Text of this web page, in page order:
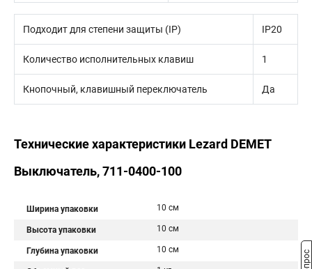
Подходит для степени защиты (IP) IP20
Количество исполнительных клавиш 1
Кнопочный, клавишный переключатель Да
Технические характеристики Lezard DEMET
Выключатель, 711-0400-100
Ширина упаковки 10 см
Высота упаковки 10 см
Глубина упаковки 10 см